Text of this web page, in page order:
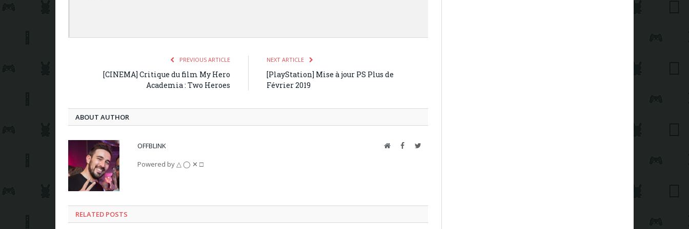
PREVIOUS ARTICLE
[CINEMA] Critique du film My Hero
Academia : Two Heroes
NEXT ARTICLE
[PlayStation] Mise à jour PS Plus de
Février 2019
ABOUT AUTHOR
OFFBLINK WebsiteFacebookTwitter
Powered by △ ◯ ✕ □
RELATED POSTS